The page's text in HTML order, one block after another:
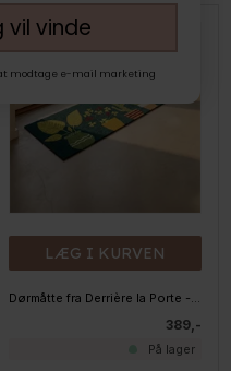
LÆG I KURVEN
Dørmåtte fra Derrière la Porte - 45x120 cm - Cactus
389,-
På lager
vil vinde
modtage e-mail marketing